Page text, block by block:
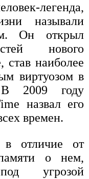
легенда,
называли
Он открыл
нового
став наиболее
виртуозом в
В 2009 году
назвал его
времен.
в отличие от
о нем,
угрозой